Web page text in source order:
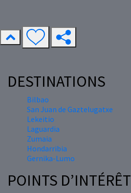
DESTINATIONS
Bilbao
San Juan de Gaztelugatxe
Lekeitio
Laguardia
Zumaia
Hondarribia
Gernika-Lumo
POINTS D’INTÉRÊT